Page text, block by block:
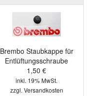
Brembo Staubkappe für
Entlüftungsschraube
1,50 €
inkl. 19% MwSt.
zzgl. Versandkosten